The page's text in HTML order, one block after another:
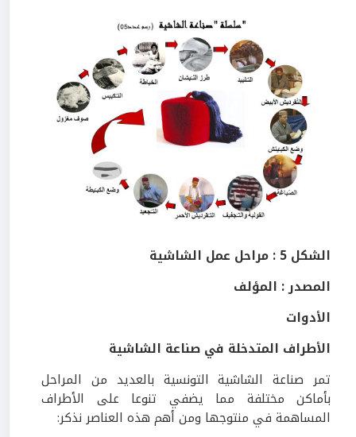
الشكل 5 : مراحل عمل الشاشية
المصدر : المؤلف
الأدوات
الأطراف المتدخلة في صناعة الشاشية
تمر صناعة الشاشية التونسية بالعديد من المراحل
بأماكن مختلفة مما يضفي تنوعا على الأطراف
المساهمة في منتوجها ومن أهم هذه العناصر نذكر: